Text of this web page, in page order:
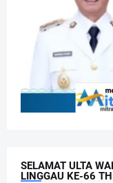
SELAMAT ULTA
LINGGAU KE-66 TH